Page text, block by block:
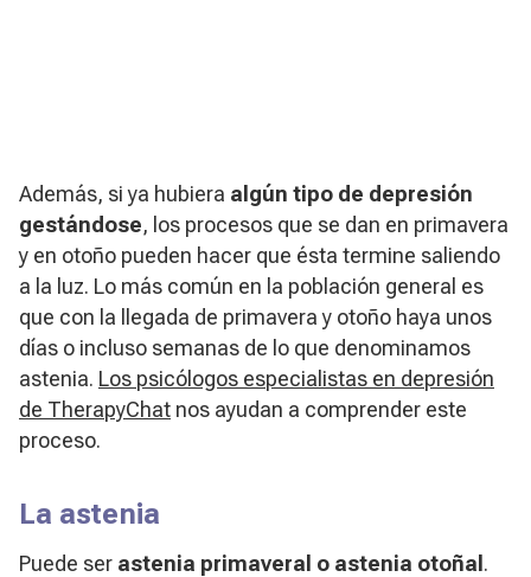
Además, si ya hubiera algún tipo de depresión
gestándose, los procesos que se dan en primavera
y en otoño pueden hacer que ésta termine saliendo
a la luz. Lo más común en la población general es
que con la llegada de primavera y otoño haya unos
días o incluso semanas de lo que denominamos
astenia. Los psicólogos especialistas en depresión
de TherapyChat nos ayudan a comprender este
proceso.
La astenia
Puede ser astenia primaveral o astenia otoñal.